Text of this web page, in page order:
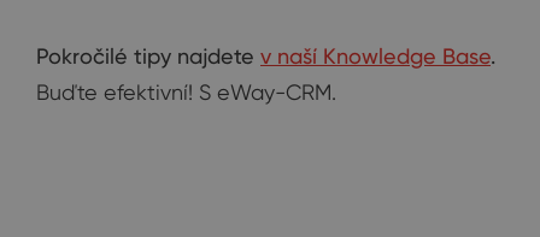
Pokročilé tipy najdete v naší Knowledge Base.
Buďte efektivní! S eWay-CRM.